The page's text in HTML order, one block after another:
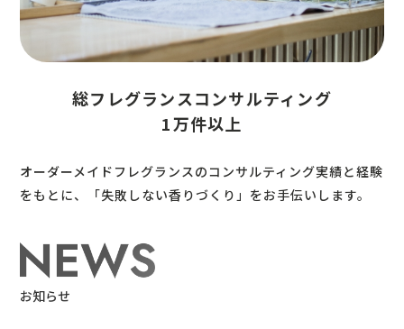
総フレグランスコンサルティング
1万件以上
オーダーメイドフレグランスのコンサルティング実績と経験
をもとに、「失敗しない香りづくり」をお手伝いします。
お知らせ